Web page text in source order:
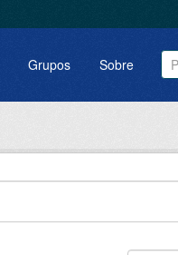
Grupos Sobre